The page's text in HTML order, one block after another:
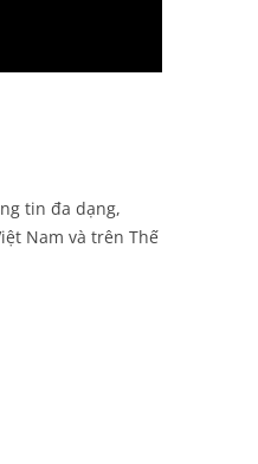
tin đa dạng,
Nam và trên Thế